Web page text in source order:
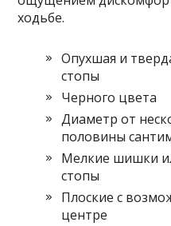
ходьбе.
Опухшая и
стопы
Черного цвета
Диаметр от
половины
Мелкие шишки
стопы
Плоские с
центре